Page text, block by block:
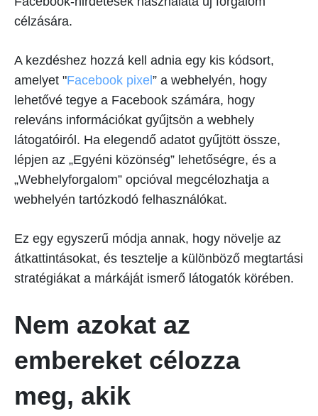
célzására.
A kezdéshez hozzá kell adnia egy kis kódsort,
amelyet "Facebook pixel ” a webhelyén, hogy
lehetővé tegye a Facebook számára, hogy
releváns információkat gyűjtsön a webhely
látogatóiról. Ha elegendő adatot gyűjtött össze,
lépjen az „Egyéni közönség” lehetőségre, és a
„Webhelyforgalom” opcióval megcélozhatja a
webhelyén tartózkodó felhasználókat.
Ez egy egyszerű módja annak, hogy növelje az
átkattintásokat, és tesztelje a különböző megtartási
stratégiákat a márkáját ismerő látogatók körében.
Nem azokat az
embereket célozza
meg, akik